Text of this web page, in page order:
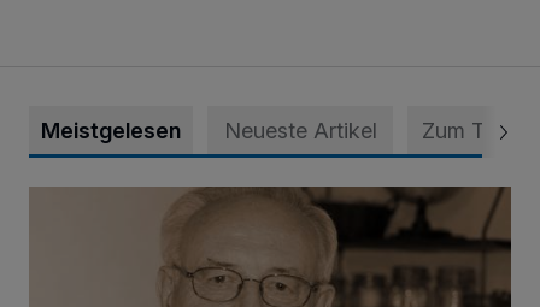
Meistgelesen Neueste Artikel Zum Thema
SPD trauert um Klaus Hänsch